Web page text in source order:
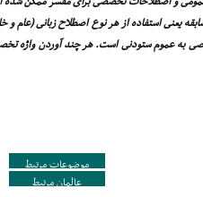
یعنى استفاده از هر نوع اصطلاح زبانى (عام
عموم ستودنى است. هر چند آوردن واژه تخصصى
موضوعات مرتبط
عالمان مرتبط